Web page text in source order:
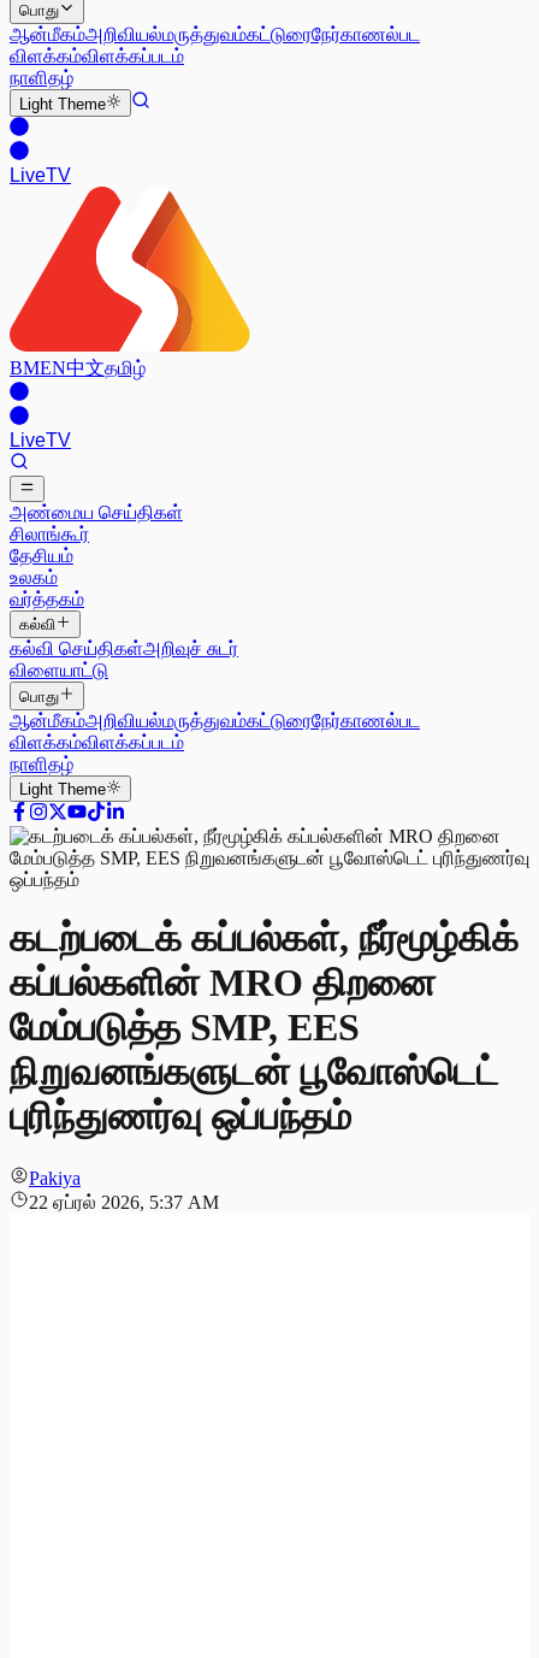
பொது
ஆன்மீகம்அறிவியல்மருத்துவம்கட்டுரைநேர்காணல்பட
விளக்கம்விளக்கப்படம்
நாளிதழ்
Light Theme
LiveTV
BMEN中文தமிழ்
LiveTV
அண்மைய செய்திகள்
சிலாங்கூர்
தேசியம்
உலகம்
வர்த்தகம்
கல்வி
கல்வி செய்திகள்அறிவுச் சுடர்
விளையாட்டு
பொது
ஆன்மீகம்அறிவியல்மருத்துவம்கட்டுரைநேர்காணல்பட
விளக்கம்விளக்கப்படம்
நாளிதழ்
Light Theme
கடற்படைக் கப்பல்கள், நீர்மூழ்கிக்
கப்பல்களின் MRO திறனை
மேம்படுத்த SMP, EES
நிறுவனங்களுடன் பூவோஸ்டெட்
புரிந்துணர்வு ஒப்பந்தம்
Pakiya
22 ஏப்ரல் 2026, 5:37 AM